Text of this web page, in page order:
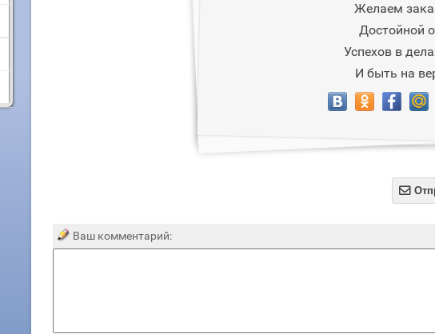
Желаем
Достойной
Успехов в
И быть на

Ваш комментарий: